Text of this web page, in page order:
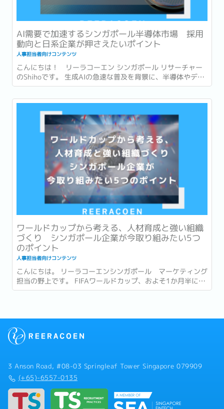
AI需要で加速するシンガポール半導体市場 採用
動向と日系企業が押さえたいポイント
人事担当者向けコンテンツ
こんにちは！ リーラコーエン シンガポール リサーチャー
のShihoです。 生成AIの急速な普及を背景に、半導体やデー
タセンターへの投資も世界各地で急速に拡大しています。...
ワールドカップから考える、人材育成と強い組織
づくり シンガポール企業が今取り組みたい5つ
のポイント
人事担当者向けコンテンツ
こんにちは。 リーラコーエンシンガポール マーケティング
担当の野上です。 FIFAワールドカップ、およそ1か月半にわ
たる大会がついに終幕しましたね。...
3 Anson Road, #08-03 Springleaf Tower Singapore 079909
(+65)-6557-0135